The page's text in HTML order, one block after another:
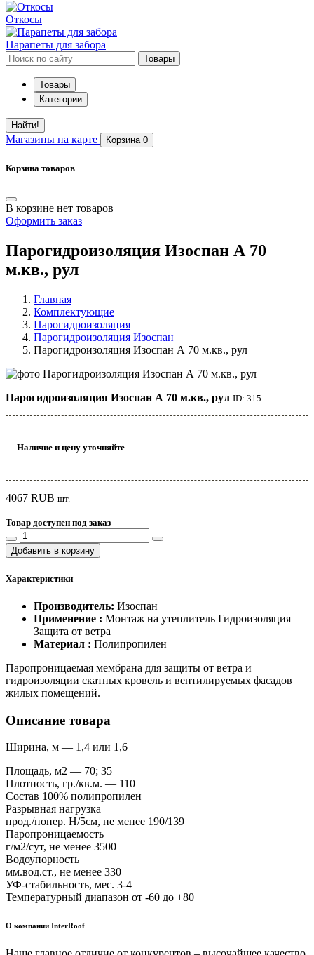
Откосы
Парапеты для забора
Товары
Товары
Категории
Найти!
Магазины на карте Корзина 0
Корзина товаров
В корзине нет товаров
Оформить заказ
Парогидроизоляция Изоспан А 70
м.кв., рул
Главная
Комплектующие
Парогидроизоляция
Парогидроизоляция Изоспан
Парогидроизоляция Изоспан А 70 м.кв., рул
Парогидроизоляция Изоспан А 70 м.кв., рул ID: 315
Наличие и цену уточняйте
4067 RUB шт.
Товар доступен под заказ
Добавить в корзину
Характеристики
Производитель: Изоспан
Применение : Монтаж на утеплитель Гидроизоляция
Защита от ветра
Материал : Полипропилен
Паропроницаемая мембрана для защиты от ветра и
гидроизоляции скатных кровель и вентилируемых фасадов
жилых помещений.
Описание товара
Ширина, м — 1,4 или 1,6
Площадь, м2 — 70; 35
Плотность, гр./кв.м. — 110
Состав 100% полипропилен
Разрывная нагрузка
прод./попер. Н/5см, не менее 190/139
Паропроницаемость
г/м2/сут, не менее 3500
Водоупорность
мм.вод.ст., не менее 330
УФ-стабильность, мес. 3-4
Температурный диапазон от -60 до +80
О компании InterRoof